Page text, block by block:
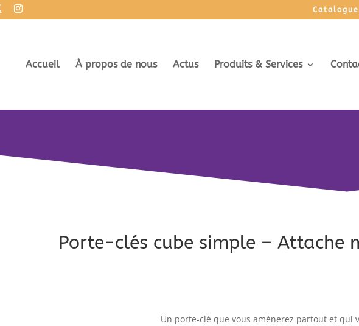
Catalogue
Accueil À propos de nous Actus Produits & Services
Porte-clés cube simple – Attache
Un porte-clé que vous amènerez partout et qui